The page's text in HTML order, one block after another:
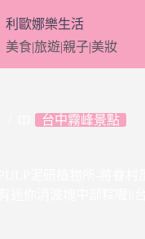
利歐娜樂生活
美食|旅遊|親子|美妝
台中霧峰景點